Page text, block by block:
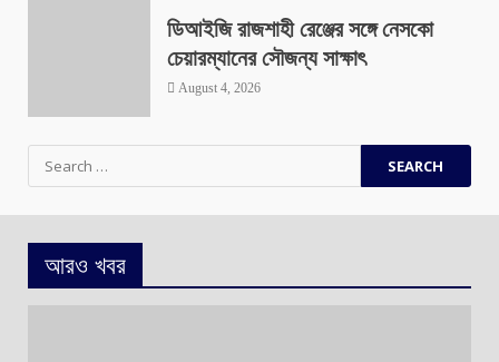
ডিআইজি রাজশাহী রেঞ্জের সঙ্গে নেসকো
চেয়ারম্যানের সৌজন্য সাক্ষাৎ
August 4, 2026
for:
আরও খবর